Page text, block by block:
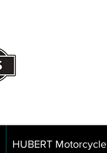
HUBERT Motorcycle